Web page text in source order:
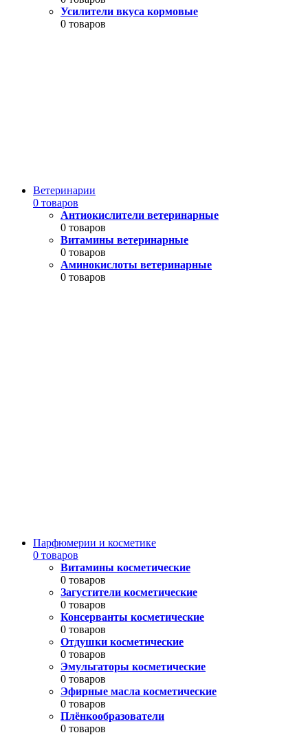
Усилители вкуса кормовые
0 товаров
Ветеринарии
0 товаров
Антиокислители ветеринарные
0 товаров
Витамины ветеринарные
0 товаров
Аминокислоты ветеринарные
0 товаров
Парфюмерии и косметике
0 товаров
Витамины косметические
0 товаров
Загустители косметические
0 товаров
Консерванты косметические
0 товаров
Отдушки косметические
0 товаров
Эмульгаторы косметические
0 товаров
Эфирные масла косметические
0 товаров
Плёнкообразователи
0 товаров